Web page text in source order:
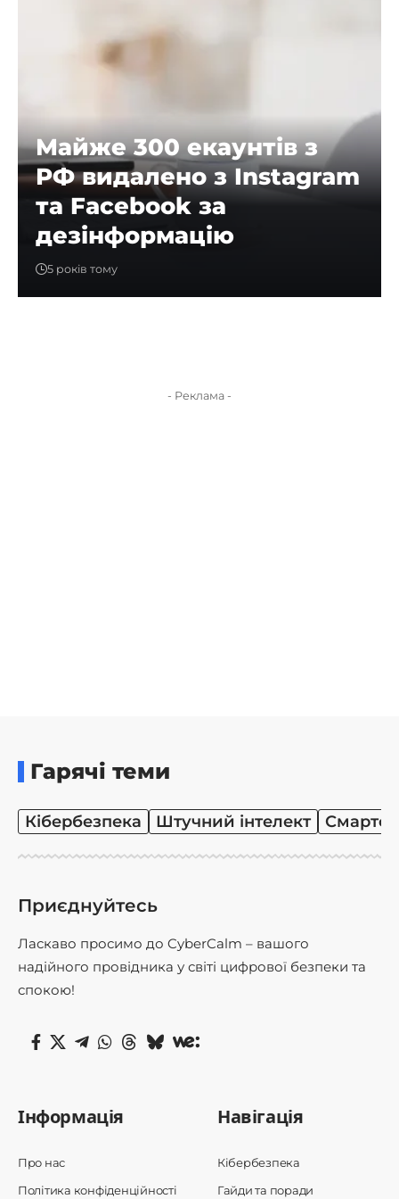
Майже 300 екаунтів з
РФ видалено з Instagram
та Facebook за
дезінформацію
5 років тому
- Реклама -
Гарячі теми
Кібербезпека Штучний інтелект
Приєднуйтесь
Ласкаво просимо до CyberCalm – вашого
надійного провідника у світі цифрової безпеки та
спокою!
Інформація
Про нас
Політика конфіденційності
Навігація
Кібербезпека
Гайди та поради